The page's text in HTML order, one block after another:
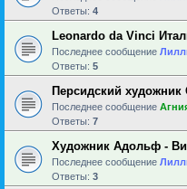
Ответы: 4
Leonardo da Vinci
Последнее сообщение
Ответы: 5
Персидский художник
Последнее сообщение
Ответы: 7
Художник Адольф -
Последнее сообщение
Ответы: 3